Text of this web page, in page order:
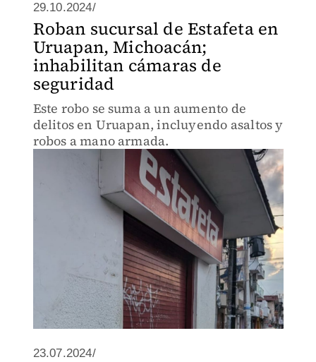
29.10.2024/
Roban sucursal de Estafeta en
Uruapan, Michoacán;
inhabilitan cámaras de
seguridad
Este robo se suma a un aumento de
delitos en Uruapan, incluyendo asaltos y
robos a mano armada.
23.07.2024/